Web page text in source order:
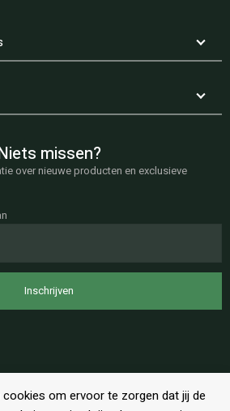
cookies om ervoor te zorgen dat jij de
missen?
over nieuwe producten en exclusieve